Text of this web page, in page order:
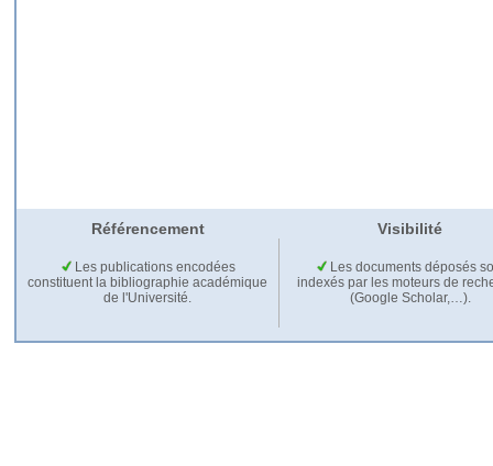
Référencement Visibilité
Les publications encodées
constituent la bibliographie académique
de l'Université.
Les documents déposés
indexés par les moteurs de
(Google Scholar,…).